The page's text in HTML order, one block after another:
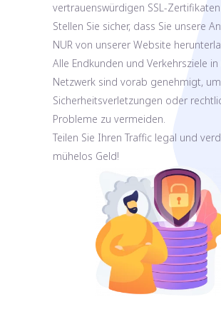
vertrauenswürdigen SSL-
Stellen Sie sicher, dass Sie unsere
NUR von unserer Website
Alle Endkunden und Verkehrsziele
Netzwerk sind vorab genehmigt, um
Sicherheitsverletzungen oder
Probleme zu vermeiden.
Teilen Sie Ihren Traffic legal und
mühelos Geld!